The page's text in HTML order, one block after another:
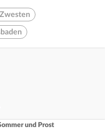
und Prost